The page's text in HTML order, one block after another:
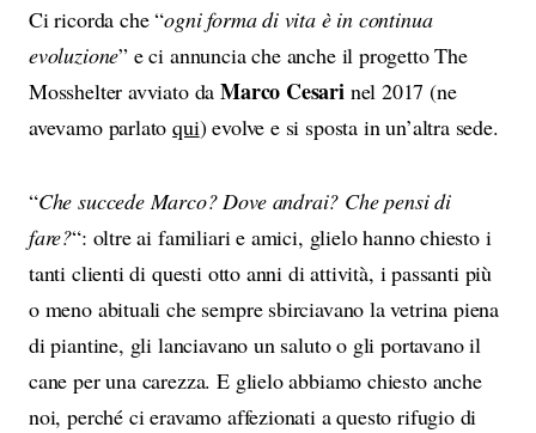
Ci ricorda che “ogni forma di vita è in continua
evoluzione” e ci annuncia che anche il progetto The
Mosshelter avviato daMarco Cesarinel 2017 (ne
avevamo parlatoqui) evolve e si sposta in un’altra sede.
“Che succede Marco? Dove andrai? Che pensi di
fare?“: oltre ai familiari e amici, glielo hanno chiesto i
tanti clienti di questi otto anni di attività, i passanti più
o meno abituali che sempre sbirciavano la vetrina piena
di piantine, gli lanciavano un saluto o gli portavano il
cane per una carezza. E glielo abbiamo chiesto anche
noi, perché ci eravamo affezionati a questo rifugio di